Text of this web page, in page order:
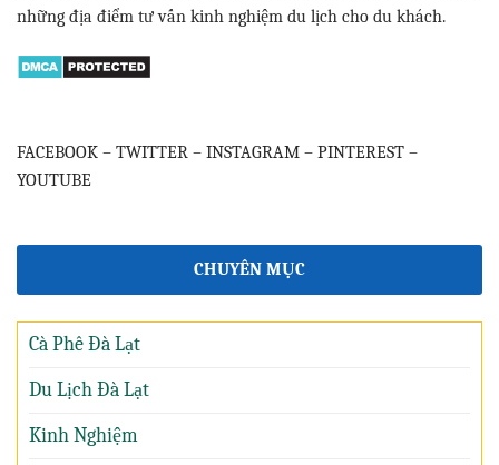
những địa điểm tư vấn kinh nghiệm du lịch cho du khách.
FACEBOOK – TWITTER – INSTAGRAM – PINTEREST –
YOUTUBE
CHUYÊN MỤC
Cà Phê Đà Lạt
Du Lịch Đà Lạt
Kinh Nghiệm